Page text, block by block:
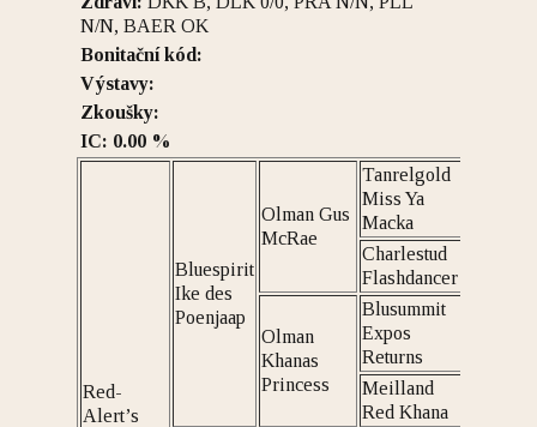
N/N, BAER OK
Bonitační kód:
Výstavy:
Zkoušky:
IC: 0.00 %
Red-
Alert’s
Bluespirit
Ike des
Poenjaap
Olman Gus
McRae
Tanrelgold
Miss Ya
Macka
Charlestud
Flashdancer
Olman
Khanas
Princess
Blusummit
Expos
Returns
Meilland
Red Khana